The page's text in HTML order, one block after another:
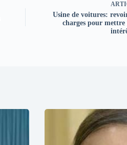
Usine de voitures:
charges pour